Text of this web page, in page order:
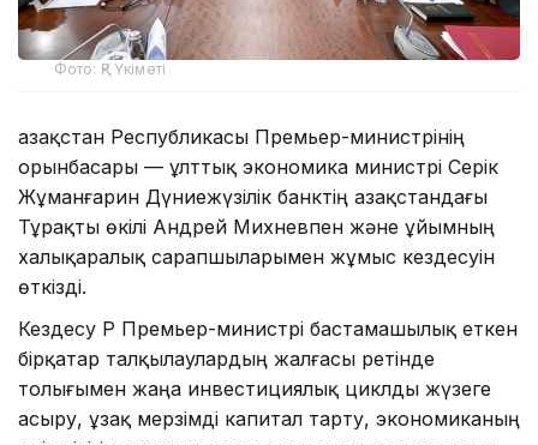
Фото: ҚР Үкіметі
Қазақстан Республикасы Премьер-министрінің
орынбасары — ұлттық экономика министрі Серік
Жұманғарин Дүниежүзілік банктің Қазақстандағы
Тұрақты өкілі Андрей Михневпен және ұйымның
халықаралық сарапшыларымен жұмыс кездесуін
өткізді.
Кездесу ҚР Премьер-министрі бастамашылық еткен
бірқатар талқылаулардың жалғасы ретінде
толығымен жаңа инвестициялық циклды жүзеге
асыру, ұзақ мерзімді капитал тарту, экономиканың